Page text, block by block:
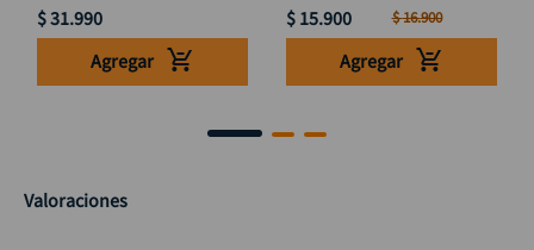
$31.990
Agregar
$ 15.900 $16.900
Agregar
Valoraciones